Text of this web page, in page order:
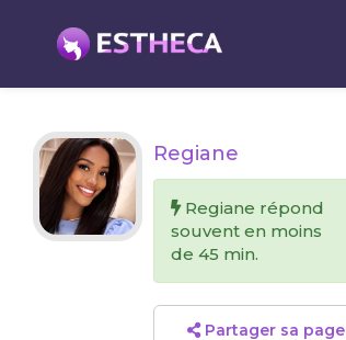
Regiane
Regiane répond
souvent en moins
de 45 min.
Partager sa page